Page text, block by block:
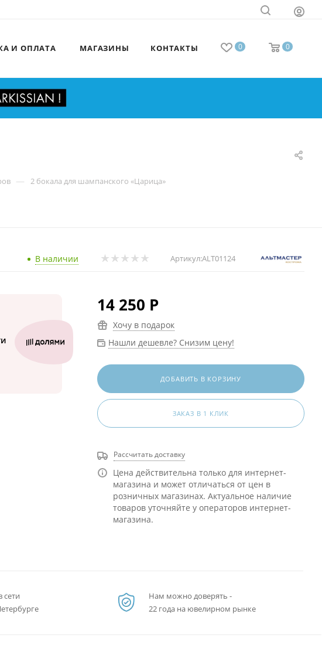
0 0
И ОПЛАТА МАГАЗИНЫ КОНТАКТЫ
— 2 бокала для шампанского «Царица»
В наличии Артикул:ALT01124
14 250 Р
Хочу в подарок
Нашли дешевле? Снизим цену!
ДОБАВИТЬ В КОРЗИНУ
ЗАКАЗ В 1 КЛИК
Рассчитать доставку
Цена действительна только для интернет-
магазина и может отличаться от цен в
розничных магазинах. Актуальное наличие
товаров уточняйте у операторов интернет-
магазина.
сети
Нам можно доверять -
22 года на ювелирном рынке